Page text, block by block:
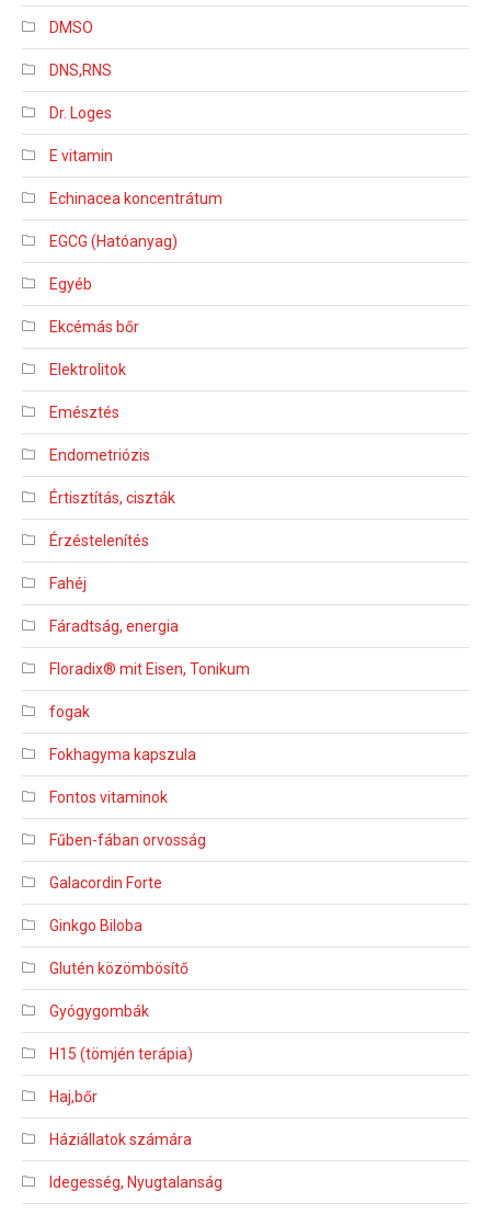
DMSO
DNS,RNS
Dr. Loges
E vitamin
Echinacea koncentrátum
EGCG (Hatóanyag)
Egyéb
Ekcémás bőr
Elektrolitok
Emésztés
Endometriózis
Értisztítás, ciszták
Érzéstelenítés
Fahéj
Fáradtság, energia
Floradix® mit Eisen, Tonikum
fogak
Fokhagyma kapszula
Fontos vitaminok
Fűben-fában orvosság
Galacordin Forte
Ginkgo Biloba
Glutén közömbösítő
Gyógygombák
H15 (tömjén terápia)
Haj,bőr
Háziállatok számára
Idegesség, Nyugtalanság